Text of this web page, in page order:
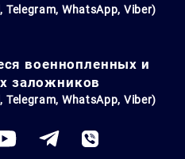
WhatsApp, Viber)
военнопленных и
заложников
WhatsApp, Viber)